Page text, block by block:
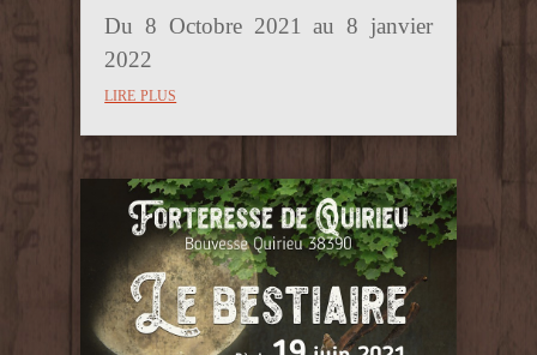
Du 8 Octobre 2021 au 8 janvier
2022
lire plus